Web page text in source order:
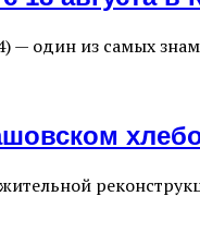
— один из самых